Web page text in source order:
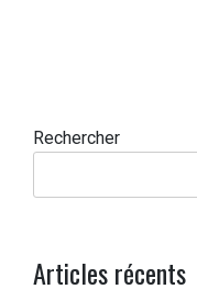
Rechercher
Articles récents